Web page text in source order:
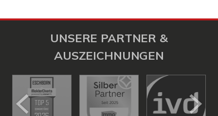
UNSERE PARTNER &
AUSZEICHNUNGEN